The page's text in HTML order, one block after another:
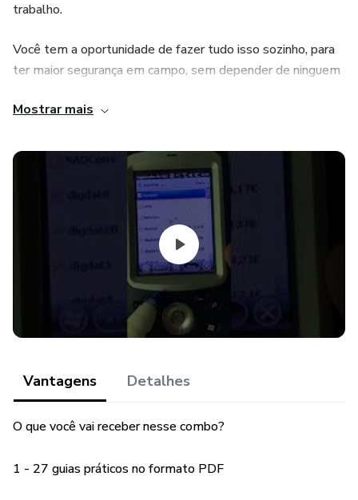
trabalho.
Você tem a oportunidade de fazer tudo isso sozinho, para
ter maior segurança em campo, sem depender de ninguem
Eles são simples e fáceis de serem utilizados.
As principais ferramentas que você vai aprender são:
Imagem no fundo da coletora
Alteração de sistema de coordenadas
Alteração de descrições automática
Armazenamento de Estacas
Atributos e exportação LAT LONG
Azimute e Distancia 3D
Calculo de Área
Mostrar mais
Vantagens Detalhes
O que você vai receber nesse combo?
1 - 27 guias práticos no formato PDF